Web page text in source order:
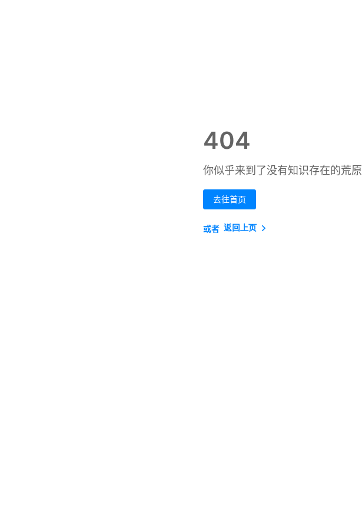
404
你似乎来到了没有知识存在的荒原
去往首页
或者 返回上页